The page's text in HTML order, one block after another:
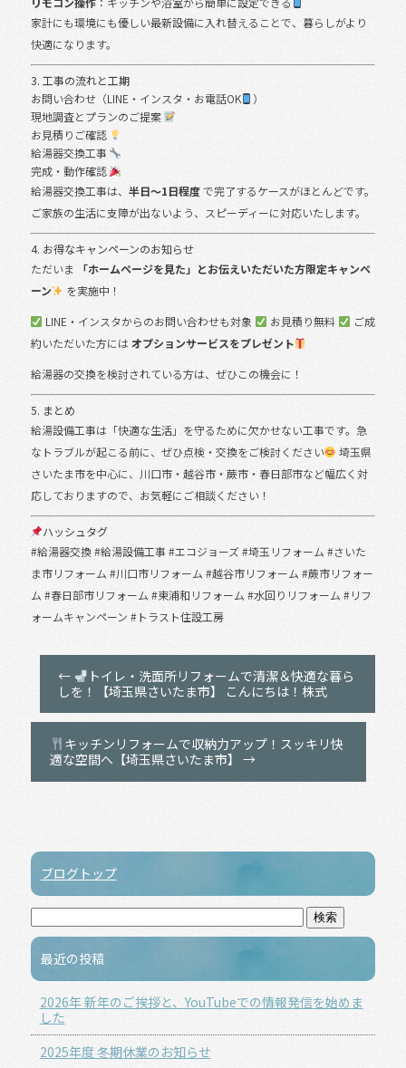
家計にも環境にも優しい最新設備に入れ替えることで、暮らしがより
快適になります。
3. 工事の流れと工期
お問い合わせ（LINE・インスタ・お電話OK
）
現地調査とプランのご提案
お見積りご確認
給湯器交換工事
完成・動作確認
給湯器交換工事は、 半日〜1日程度で完了するケースがほとんどです。
ご家族の生活に支障が出ないよう、スピーディーに対応いたします。
4. お得なキャンペーンのお知らせ
ただいま
「ホームページを見た」とお伝えいただいた方限定キャンペ
ーン
を実施中！
LINE・インスタからのお問い合わせも対象
お見積り無料
ご成
約いただいた方には オプションサービスをプレゼント
給湯器の交換を検討されている方は、ぜひこの機会に！
5. まとめ
給湯設備工事は「快適な生活」を守るために欠かせない工事です。急
なトラブルが起こる前に、ぜひ点検・交換をご検討ください
埼玉県
さいたま市を中心に、川口市・越谷市・蕨市・春日部市など幅広く対
応しておりますので、お気軽にご相談ください！
ハッシュタグ
#給湯器交換 #給湯設備工事 #エコジョーズ #埼玉リフォーム #さいた
ま市リフォーム #川口市リフォーム #越谷市リフォーム #蕨市リフォー
ム #春日部市リフォーム #東浦和リフォーム #水回りリフォーム #リフ
ォームキャンペーン #トラスト住設工房
←
トイレ・洗面所リフォームで清潔＆快適な暮ら
しを！【埼玉県さいたま市】 こんにちは！株式
キッチンリフォームで収納力アップ！スッキリ快
適な空間へ【埼玉県さいたま市】 →
ブログトップ
最近の投稿
2026年 新年のご挨拶と、YouTubeでの情報発信を始めま
した
2025年度 冬期休業のお知らせ